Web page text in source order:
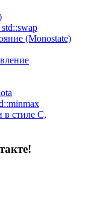
(Monostate)
в стиле C,